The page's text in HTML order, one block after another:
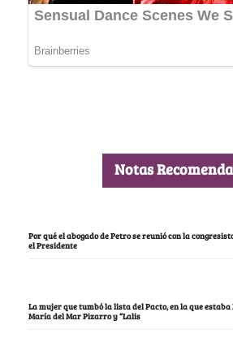
Notas
Por qué el abogado de Petro se reunió con la
el Presidente
La mujer que tumbó la lista del Pacto, en la que
María del Mar Pizarro y “Lalis